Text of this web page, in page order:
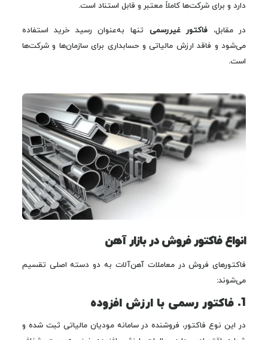
دارد و برای شرکت‌ها کاملاً معتبر و قابل استناد است.
در مقابل، فاکتور غیررسمی تنها به‌عنوان رسید خرید استفاده
می‌شود و فاقد ارزش مالیاتی و حسابداری برای سازمان‌ها و شرکت‌ها
است.
انواع فاکتور فروش در بازار آهن
فاکتورهای فروش در معاملات آهن‌آلات به دو دسته اصلی تقسیم
می‌شوند:
1. فاکتور رسمی با ارزش افزوده
در این نوع فاکتور، فروشنده در سامانه مودیان مالیاتی ثبت شده و